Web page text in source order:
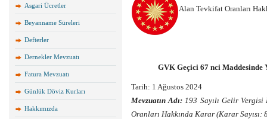
Asgari Ücretler
Beyanname Süreleri
Defterler
Dernekler Mevzuatı
Fatura Mevzuatı
Günlük Döviz Kurları
Hakkımızda
Alan Tevkifat Oranları
GVK Geçici 67 nci Maddesinde
Tarih: 1 Ağustos 2024
Mevzuatın Adı: 193 Sayılı Gelir
Oranları Hakkında Karar (Karar Sayısı: